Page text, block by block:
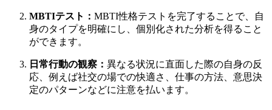
MBTIテスト： MBTI性格テストを完了することで、自
身のタイプを明確にし、個別化された分析を得ること
ができます。
日常行動の観察： 異なる状況に直面した際の自身の反
応、例えば社交の場での快適さ、仕事の方法、意思決
定のパターンなどに注意を払います。